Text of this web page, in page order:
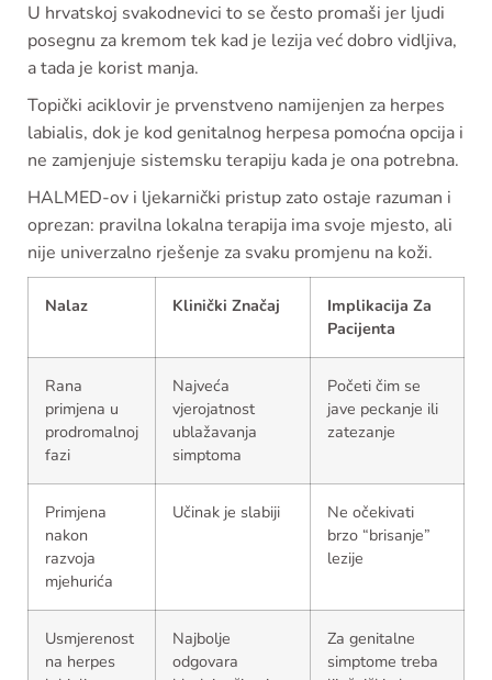
U hrvatskoj svakodnevici to se često promaši jer ljudi
posegnu za kremom tek kad je lezija već dobro vidljiva,
a tada je korist manja.
Topički aciklovir je prvenstveno namijenjen za herpes
labialis, dok je kod genitalnog herpesa pomoćna opcija i
ne zamjenjuje sistemsku terapiju kada je ona potrebna.
HALMED-ov i ljekarnički pristup zato ostaje razuman i
oprezan: pravilna lokalna terapija ima svoje mjesto, ali
nije univerzalno rješenje za svaku promjenu na koži.
Nalaz Klinički Značaj
Implikacija Za
Pacijenta
Rana
primjena u
prodromalnoj
fazi
Najveća
vjerojatnost
ublažavanja
simptoma
Početi čim se
jave peckanje ili
zatezanje
Primjena
nakon
razvoja
mjehurića
Učinak je slabiji
Ne očekivati
brzo “brisanje”
lezije
Usmjerenost
na herpes
Najbolje
odgovara
Za genitalne
simptome treba